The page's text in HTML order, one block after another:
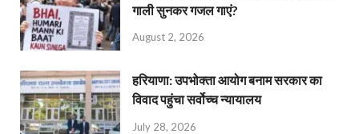
गाली सुनकर गजल गाएं?
August 2, 2026
हरियाणा: उपभोक्ता आयोग बनाम सरकार का
विवाद पहुंचा सर्वोच्च न्यायालय
July 28, 2026